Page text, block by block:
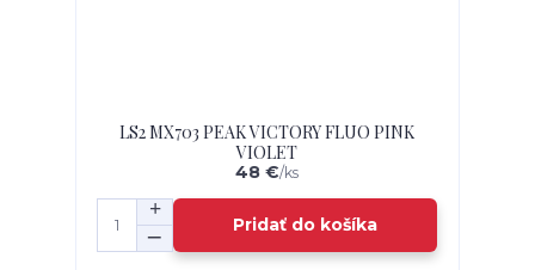
LS2 MX703 PEAK VICTORY FLUO PINK
VIOLET
48 €/ks
Pridať do košíka